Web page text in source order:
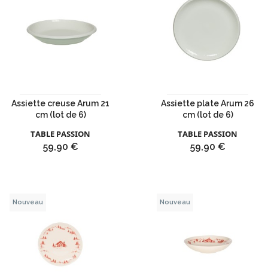
Assiette creuse Arum 21
cm (lot de 6)
TABLE PASSION
Prix
59,90 €
Assiette plate Arum 26
cm (lot de 6)
TABLE PASSION
Prix
59,90 €
Nouveau Nouveau